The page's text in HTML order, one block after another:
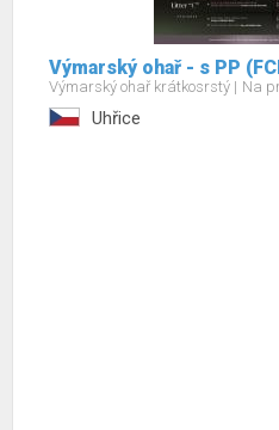
Výmarský ohař - s PP
Výmarský ohař krátkosrstý Na
Uhřice